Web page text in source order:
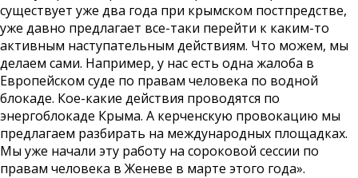
существует уже два года при крымском постпредстве,
уже давно предлагает все-таки перейти к каким-то
активным наступательным действиям. Что можем, мы
делаем сами. Например, у нас есть одна жалоба в
Европейском суде по правам человека по водной
блокаде. Кое-какие действия проводятся по
энергоблокаде Крыма. А керченскую провокацию мы
предлагаем разбирать на международных площадках.
Мы уже начали эту работу на сороковой сессии по
правам человека в Женеве в марте этого года».